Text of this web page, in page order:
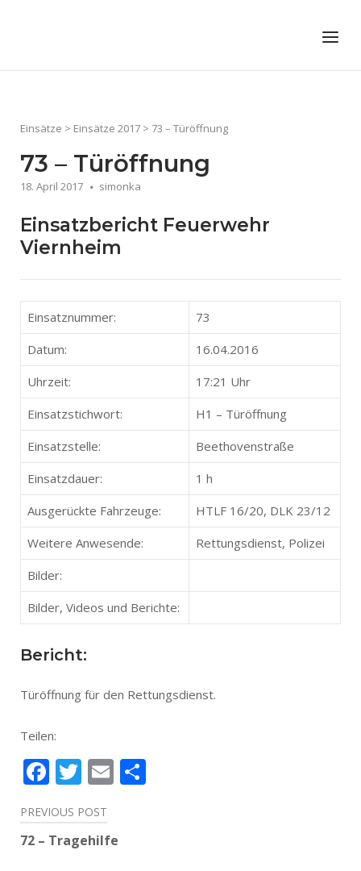
Menu
Einsätze > Einsätze 2017 > 73 – Türöffnung
73 – Türöffnung
18. April 2017 simonka
Einsatzbericht Feuerwehr
Viernheim
Einsatznummer:
73
Datum:
16.04.2016
Uhrzeit:
17:21 Uhr
Einsatzstichwort:
H1 – Türöffnung
Einsatzstelle:
Beethovenstraße
Einsatzdauer:
1 h
Ausgerückte Fahrzeuge:
HTLF 16/20, DLK 23/12
Weitere Anwesende:
Rettungsdienst, Polizei
Bilder:
Bilder, Videos und Berichte:
Bericht:
Türöffnung für den Rettungsdienst.
Teilen:
Facebook
Twitter
Email
Beitragsnavigation
PREVIOUS POST
72 – Tragehilfe